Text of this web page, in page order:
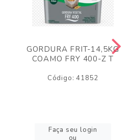
GORDURA FRIT-14,5KG
COAMO FRY 400-Z T
Código: 41852
Faça seu login
ou